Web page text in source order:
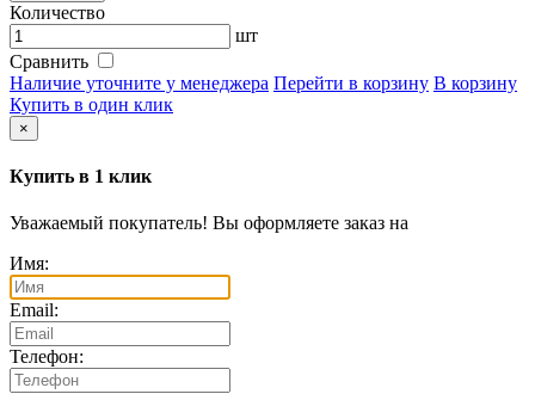
Количество
шт
Сравнить
Наличие уточните у менеджера Перейти в корзину В корзину
Купить в один клик
×
Купить в 1 клик
Уважаемый покупатель! Вы оформляете заказ на
Имя:
Email:
Телефон: